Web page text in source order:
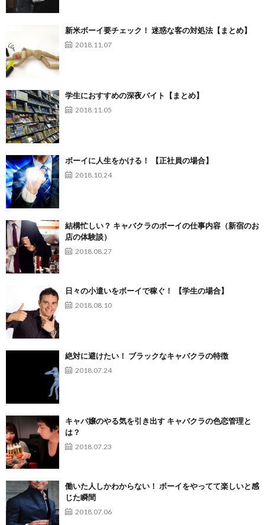
新米ボーイ要チェック！ 迷惑な客の対処法【まとめ】
2018.11.07
学生におすすめの深夜バイト【まとめ】
2018.11.05
ボーイに人生をかける！ 【正社員の場合】
2018.10.24
結構忙しい？ キャバクラのボーイの仕事内容（新宿のお
店の体験談）
2018.08.27
日々の小遣いをボーイで稼ぐ！ 【学生の場合】
2018.08.10
絶対に避けたい！ ブラックなキャバクラの特徴
2018.07.24
キャバ嬢のやる気を引き出す キャバクラの色恋管理と
は？
2018.07.23
働いた人しかわからない！ ボーイをやってて楽しいと感
じた瞬間
2018.07.06